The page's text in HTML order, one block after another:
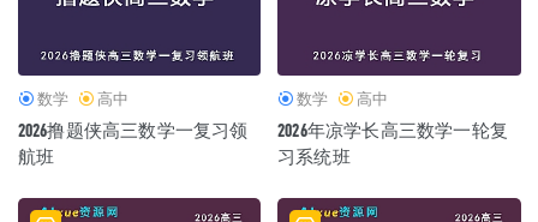
数学 高中
2026撸题侠高三数学一复习领
航班
数学 高中
2026年凉学长高三数学一轮复
习系统班